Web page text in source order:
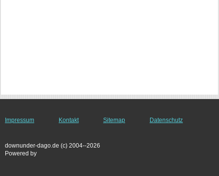
Impressum Kontakt Sitemap Datenschutz
downunder-dago.de (c) 2004--2026
Powered by